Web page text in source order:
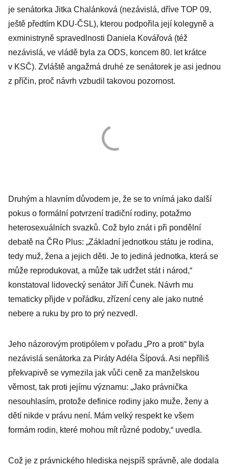
je senátorka Jitka Chalánková (nezávislá, dříve TOP 09,
ještě předtím KDU-ČSL), kterou podpořila její kolegyně a
exministryně spravedlnosti Daniela Kovářová (též
nezávislá, ve vládě byla za ODS, koncem 80. let krátce
v KSČ). Zvláště angažmá druhé ze senátorek je asi jednou
z příčin, proč návrh vzbudil takovou pozornost.
Druhým a hlavním důvodem je, že se to vnímá jako další
pokus o formální potvrzení tradiční rodiny, potažmo
heterosexuálních svazků. Což bylo znát i při pondělní
debatě na ČRo Plus: „Základní jednotkou státu je rodina,
tedy muž, žena a jejich děti. Je to jediná jednotka, která se
může reprodukovat, a může tak udržet stát i národ,“
konstatoval lidovecký senátor Jiří Čunek. Návrh mu
tematicky přijde v pořádku, zřízení ceny ale jako nutné
nebere a ruku by pro to prý nezvedl.
Jeho názorovým protipólem v pořadu „Pro a proti“ byla
nezávislá senátorka za Piráty Adéla Šípová. Asi nepříliš
překvapivě se vymezila jak vůči ceně za manželskou
věrnost, tak proti jejímu významu: „Jako právnička
nesouhlasím, protože definice rodiny jako muže, ženy a
dětí nikde v právu není. Mám velký respekt ke všem
formám rodin, které mohou mít různé podoby,“ uvedla.
Což je z právnického hlediska nejspíš správně, ale dodala